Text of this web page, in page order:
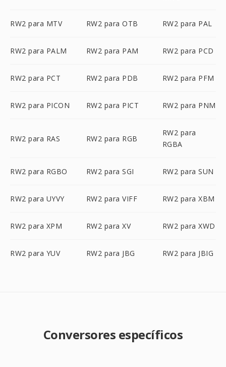
RW2 para MTV RW2 para OTB RW2 para PAL
RW2 para PALM RW2 para PAM RW2 para PCD
RW2 para PCT RW2 para PDB RW2 para PFM
RW2 para PICON RW2 para PICT RW2 para PNM
RW2 para RAS RW2 para RGB
RW2 para
RGBA
RW2 para RGBO RW2 para SGI RW2 para SUN
RW2 para UYVY RW2 para VIFF RW2 para XBM
RW2 para XPM RW2 para XV RW2 para XWD
RW2 para YUV RW2 para JBG RW2 para JBIG
Conversores específicos